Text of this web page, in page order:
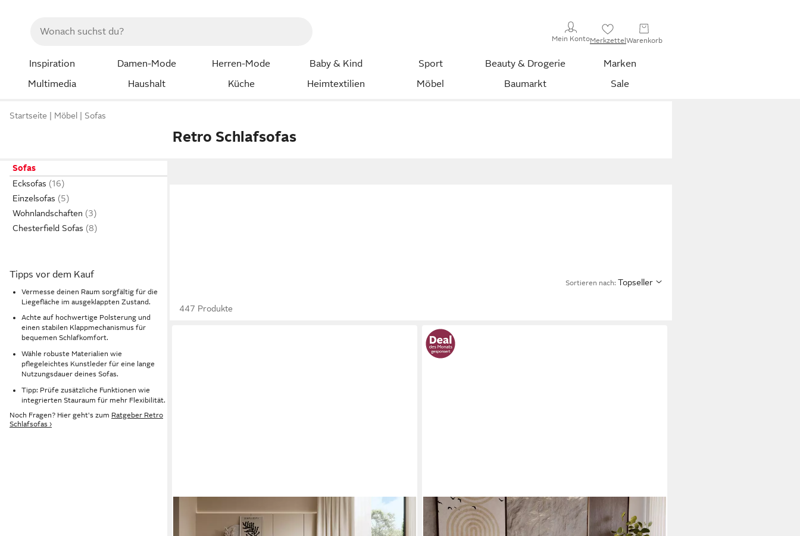
Mein KontoMerkzettelWarenkorb
Inspiration Damen-Mode Herren-Mode Baby & Kind Sport Beauty & Drogerie
Marken
Multimedia
Haushalt Küche Heimtextilien Möbel Baumarkt Sale
Startseite Möbel Sofas
Retro Schlafsofas
Sofas
Ecksofas
Einzelsofas
Wohnlandschaften
Chesterfield Sofas
Tipps vor dem Kauf
Vermesse deinen Raum sorgfältig für die
Liegefläche im ausgeklappten Zustand.
Achte auf hochwertige Polsterung und
einen stabilen Klappmechanismus für
bequemen Schlafkomfort.
Wähle robuste Materialien wie
pflegeleichtes Kunstleder für eine lange
Nutzungsdauer deines Sofas.
Tipp: Prüfe zusätzliche Funktionen wie
integrierten Stauraum für mehr Flexibilität.
Noch Fragen? Hier geht's zum Ratgeber Retro
Schlafsofas ›
Sortieren nach: Topseller
447 Produkte